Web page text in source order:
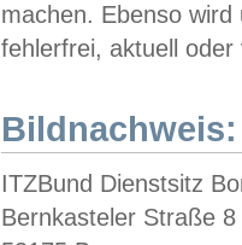
machen. Ebenso
fehlerfrei, aktuell oder
Bildnachweis:
ITZBund Dienstsitz
Bernkasteler Straße 8